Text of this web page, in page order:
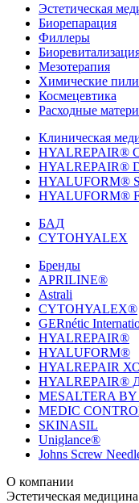
Эстетическая
Биорепарация
Филлеры
Мезотерапия
Химические
Космецевтика
Расходные
Клиническая
HYALREPAIR®
HYALREPAIR®
HYALUFORM®
HYALUFORM®
БАД
CYTOHYALEX
Бренды
APRILINE®
Astrali
CYTOHYALEX®
GERnétic
HYALREPAIR®
HYALUFORM®
HYALREPAIR
HYALREPAIR®
MESALTERA
MEDIC
SKINASIL
Uniglance®
Johns Screw
О компании
История компании
Эстетическая медицина